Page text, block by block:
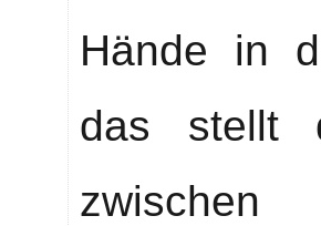
Hände in
das stellt
zwischen